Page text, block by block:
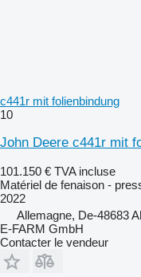
c441r mit folienbindung
10
John Deere c441r mit
101.150 € TVA incluse
Matériel de fenaison -
2022
Allemagne, De-48683
E-FARM GmbH
Contacter le vendeur